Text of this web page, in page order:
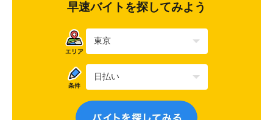
早速バイトを探してみよう